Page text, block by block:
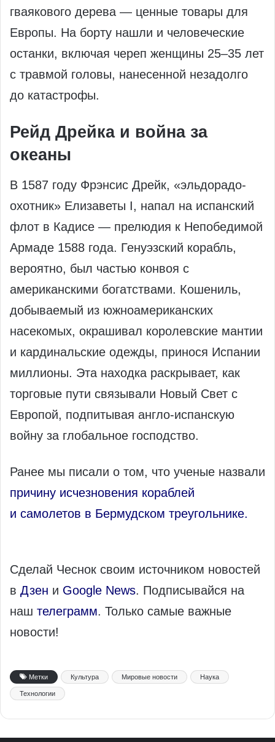
гваякового дерева — ценные товары для
Европы. На борту нашли и человеческие
останки, включая череп женщины 25–35 лет
с травмой головы, нанесенной незадолго
до катастрофы.
Рейд Дрейка и война за
океаны
В 1587 году Фрэнсис Дрейк, «эльдорадо-
охотник» Елизаветы I, напал на испанский
флот в Кадисе — прелюдия к Непобедимой
Армаде 1588 года. Генуэзский корабль,
вероятно, был частью конвоя с
американскими богатствами. Кошениль,
добываемый из южноамериканских
насекомых, окрашивал королевские мантии
и кардинальские одежды, принося Испании
миллионы. Эта находка раскрывает, как
торговые пути связывали Новый Свет с
Европой, подпитывая англо-испанскую
войну за глобальное господство.
Ранее мы писали о том, что ученые назвали
причину исчезновения кораблей
и самолетов в Бермудском треугольнике.
Сделай Чеснок своим источником новостей
в Дзен и Google News. Подписывайся на
наш телеграмм. Только самые важные
новости!
Метки Культура Мировые новости Наука
Технологии